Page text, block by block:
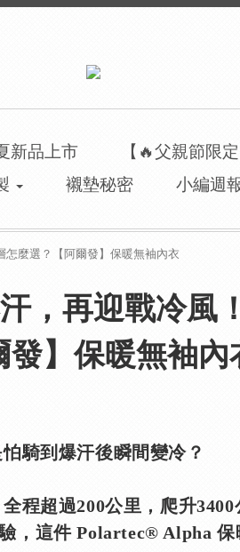
新品上市 【🔥父親節限定
襯墊秘密 小編週
麼選？【阿爾發】保暖無袖內衣
，再迎戰冷風
發】保暖無袖內
騎到爆汗後瞬間變冷？
程超過200公里，爬升
，這件 Polartec® Alpha